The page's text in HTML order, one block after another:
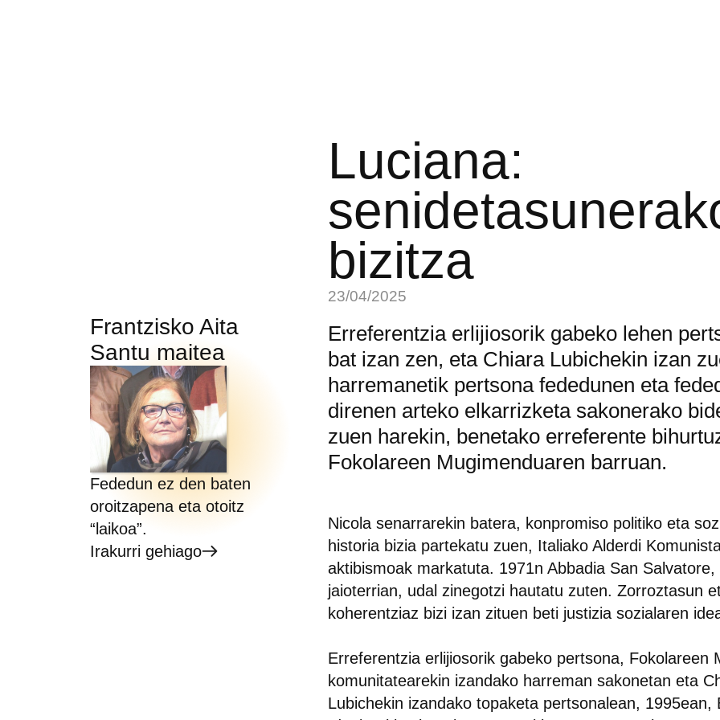
Frantzisko Aita
Santu maitea
Fededun ez den baten
oroitzapena eta otoitz
“laikoa”.
Irakurri gehiago
Luciana:
bizitza
23/04/2025
Erreferentzia erlijiosorik gabeko lehen
bat izan zen, eta Chiara Lubichekin izan
harremanetik pertsona fededunen eta
direnen arteko elkarrizketa sakonerako
zuen harekin, benetako erreferente
Fokolareen Mugimenduaren barruan.
Nicola senarrarekin batera, konpromiso politiko eta
historia bizia partekatu zuen, Italiako Alderdi
aktibismoak markatuta. 1971n Abbadia San Salvatore,
jaioterrian, udal zinegotzi hautatu zuten. Zorroztasun
koherentziaz bizi izan zituen beti justizia sozialaren
Erreferentzia erlijiosorik gabeko pertsona, Fokolareen
komunitatearekin izandako harreman sakonetan eta
Lubichekin izandako topaketa pertsonalean, 1995ean,